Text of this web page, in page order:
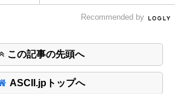
Recommended by
この記事の先頭へ
ASCII.jpトップへ